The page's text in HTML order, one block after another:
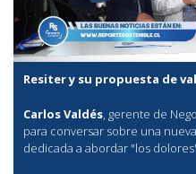
Resiter y su propuesta de
Carlos Valdés, gerente de
para conversar sobre una
dedicada a abordar "los